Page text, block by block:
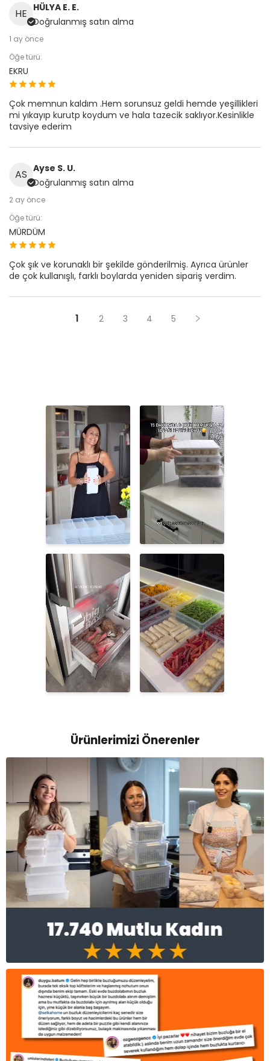
HE HÜLYA E. E.
Doğrulanmış satın alma
1 ay önce
Öğe türü:
EKRU
Çok memnun kaldım .Hem sorunsuz geldi hemde yeşillikleri
mi yıkayıp kurutp koydum ve hala tazecik saklıyor.Kesinlikle
tavsiye ederim
AS Ayse S. U.
Doğrulanmış satın alma
2 ay önce
Öğe türü:
MÜRDÜM
Çok şık ve korunaklı bir şekilde gönderilmiş. Ayrıca ürünler
de çok kullanışlı, farklı boylarda yeniden sipariş verdim.
1 2 3 4 5
Ürünlerimizi Önerenler